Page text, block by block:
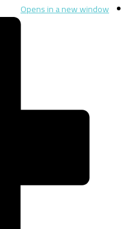
Opens in a new window